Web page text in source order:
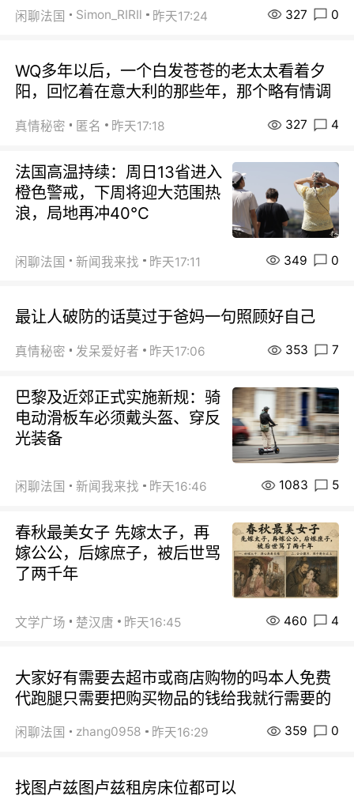
闲聊法国 Simon_RIRIl 昨天17:24 327 0
WQ多年以后，一个白发苍苍的老太太看着夕
阳，回忆着在意大利的那些年，那个略有情调
真情秘密 匿名 昨天17:18 327 4
法国高温持续：周日13省进入
橙色警戒，下周将迎大范围热
浪，局地再冲40℃
闲聊法国 新闻我来找 昨天17:11 349 0
最让人破防的话莫过于爸妈一句照顾好自己
真情秘密 发呆爱好者 昨天17:06 353 7
巴黎及近郊正式实施新规：骑
电动滑板车必须戴头盔、穿反
光装备
闲聊法国 新闻我来找 昨天16:46 1083 5
春秋最美女子 先嫁太子，再
嫁公公，后嫁庶子，被后世骂
了两千年
文学广场 楚汉唐 昨天16:45 460 4
大家好有需要去超市或商店购物的吗本人免费
代跑腿只需要把购买物品的钱给我就行需要的
闲聊法国 zhang0958 昨天16:29 359 0
找图卢兹图卢兹租房床位都可以